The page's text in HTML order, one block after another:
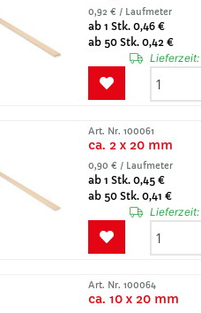
0,92 € / Laufmeter
ab 1 Stk. 0,46 €
ab 50 Stk. 0,42 €
Lieferzeit:
Art. Nr. 100061
ca. 2 x 20 mm
0,90 € / Laufmeter
ab 1 Stk. 0,45 €
ab 50 Stk. 0,41 €
Lieferzeit:
Art. Nr. 100064
ca. 10 x 20 mm